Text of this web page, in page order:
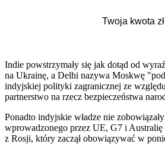
Indie powstrzymały się jak dotąd od
na Ukrainę, a Delhi nazywa Moskwę
indyjskiej polityki zagranicznej ze
partnerstwo na rzecz bezpieczeństwa
Ponadto indyjskie władze nie
wprowadzonego przez UE, G7 i
z Rosji, który zaczął obowiązywać w